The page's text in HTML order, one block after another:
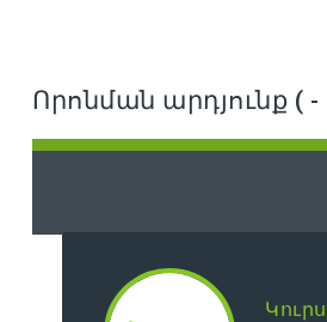
Որոնման արդյունք ( -